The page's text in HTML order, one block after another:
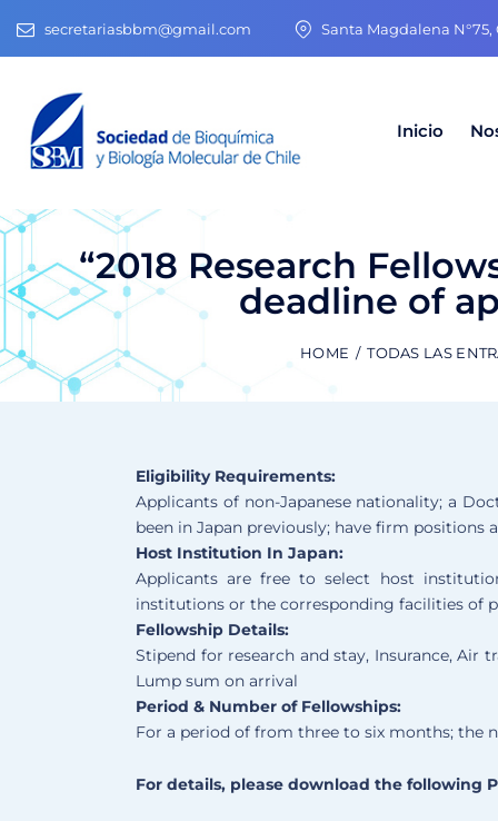
secretariasbbm@gmail.com Santa Magdalena N°75,
Inicio
“2018 Research
deadline of
HOME TODAS LAS
Eligibility Requirements:
Applicants of non-Japanese nationality; a
been in Japan previously; have firm positions
Host Institution In Japan:
Applicants are free to select host
institutions or the corresponding facilities of
Fellowship Details:
Stipend for research and stay, Insurance,
Lump sum on arrival
Period & Number of Fellowships:
For a period of from three to six months; the
For details, please download the following